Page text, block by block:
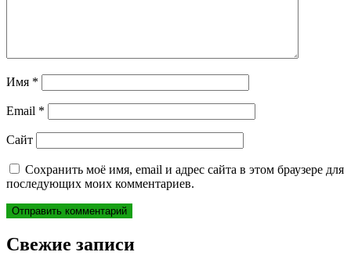
Имя *
Email *
Сайт
Сохранить моё имя, email и адрес сайта в этом браузере для
последующих моих комментариев.
Свежие записи